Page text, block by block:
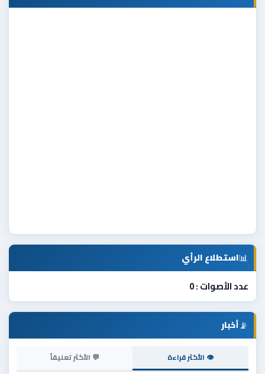
📊استطلاع الرأي
عدد الأصوات : 0
📡أخبار
👁 الأكثر قراءة 💬 الأكثر تعليقاً